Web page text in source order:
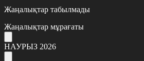
Жаңалықтар табылмады
Жаңалықтар мұрағаты
НАУРЫЗ 2026